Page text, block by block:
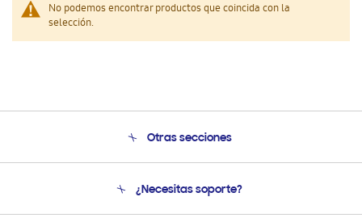
No podemos encontrar productos que coincida con la
selección.
Otras secciones
Soporte
¿Necesitas soporte?